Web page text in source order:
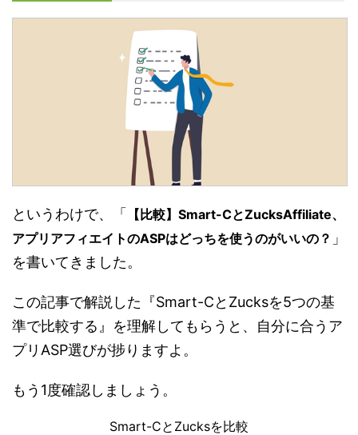
というわけで、「
【比較】Smart-CとZucksAffiliate、
アプリアフィエイトのASPはどっちを使うのがいいの？ 」
を書いてきました。
この記事で解説した『Smart-CとZucksを5つの基
準で比較する』を理解してもらうと、自分に合うア
プリASP選びが捗りますよ。
もう1度確認しましょう。
Smart-CとZucksを比較